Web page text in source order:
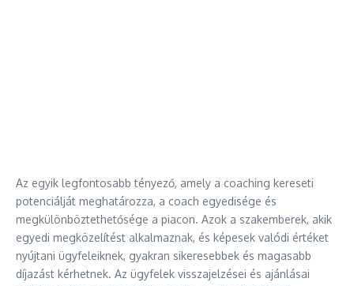
Az egyik legfontosabb tényező, amely a coaching kereseti
potenciálját meghatározza, a coach egyedisége és
megkülönböztethetősége a piacon. Azok a szakemberek, akik
egyedi megközelítést alkalmaznak, és képesek valódi értéket
nyújtani ügyfeleiknek, gyakran sikeresebbek és magasabb
díjazást kérhetnek. Az ügyfelek visszajelzései és ajánlásai